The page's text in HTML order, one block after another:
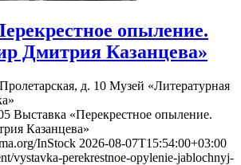
опыление.
Дмитрия Казанцева»
д. 10 Музей «Литературная
Выставка «Перекрестное опыление.
Казанцева»
InStock 2026-08-07T15:54:00+03:00
vystavka-perekrestnoe-opylenie-jablochnyj-